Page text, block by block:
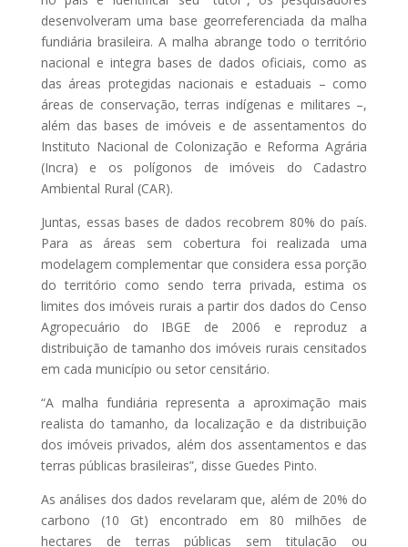
desenvolveram uma base georreferenciada da malha
fundiária brasileira. A malha abrange todo o território
nacional e integra bases de dados oficiais, como as
das áreas protegidas nacionais e estaduais – como
áreas de conservação, terras indígenas e militares –,
além das bases de imóveis e de assentamentos do
Instituto Nacional de Colonização e Reforma Agrária
(Incra) e os polígonos de imóveis do Cadastro
Ambiental Rural (CAR).
Juntas, essas bases de dados recobrem 80% do país.
Para as áreas sem cobertura foi realizada uma
modelagem complementar que considera essa porção
do território como sendo terra privada, estima os
limites dos imóveis rurais a partir dos dados do Censo
Agropecuário do IBGE de 2006 e reproduz a
distribuição de tamanho dos imóveis rurais censitados
em cada município ou setor censitário.
“A malha fundiária representa a aproximação mais
realista do tamanho, da localização e da distribuição
dos imóveis privados, além dos assentamentos e das
terras públicas brasileiras”, disse Guedes Pinto.
As análises dos dados revelaram que, além de 20% do
carbono (10 Gt) encontrado em 80 milhões de
hectares de terras públicas sem titulação ou